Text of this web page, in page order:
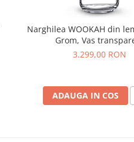
Narghilea WOOKAH din
Grom, Vas
3.299,00 RON
ADAUGA IN COS